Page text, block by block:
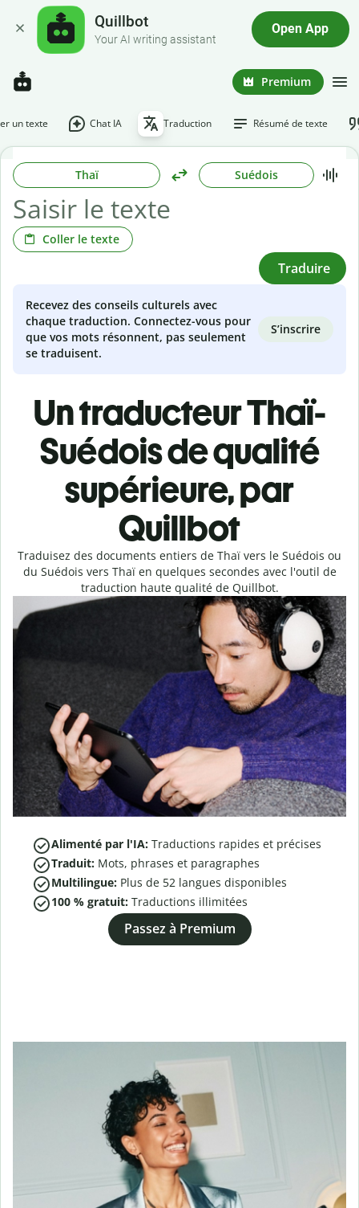
Quillbot
Your AI writing assistant
Open App
Premium
un texte Chat IA Traduction Résumé de texte
Thaï Suédois
Coller le texte
Traduire
Recevez des conseils culturels avec
chaque traduction. Connectez-vous pour
que vos mots résonnent, pas seulement
se traduisent.
S’inscrire
Un traducteur Thaï-
Suédois de qualité
supérieure, par
Quillbot
Traduisez des documents entiers de Thaï vers le Suédois ou
du Suédois vers Thaï en quelques secondes avec l'outil de
traduction haute qualité de Quillbot.
Alimenté par l'IA: Traductions rapides et précises
Traduit: Mots, phrases et paragraphes
Multilingue: Plus de 52 langues disponibles
100 % gratuit: Traductions illimitées
Passez à Premium